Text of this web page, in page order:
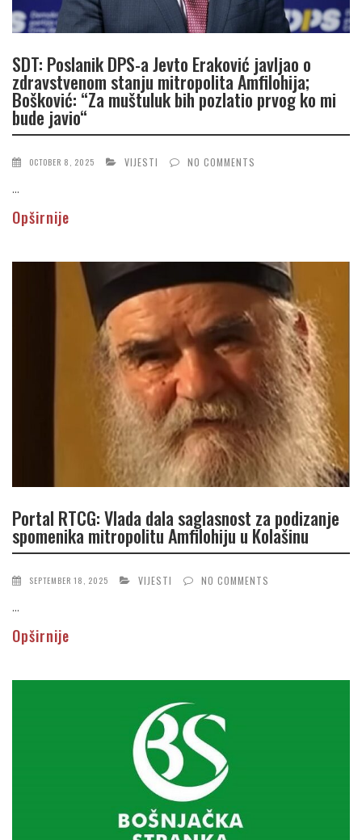
SDT: Poslanik DPS-a Jevto Eraković javljao o
zdravstvenom stanju mitropolita Amfilohija;
Bošković: “Za muštuluk bih pozlatio prvog ko mi
bude javio“
OCTOBER 8, 2025 VIJESTI NO COMMENTS
...
Opširnije
Portal RTCG: Vlada dala saglasnost za podizanje
spomenika mitropolitu Amfilohiju u Kolašinu
SEPTEMBER 18, 2025 VIJESTI NO COMMENTS
...
Opširnije